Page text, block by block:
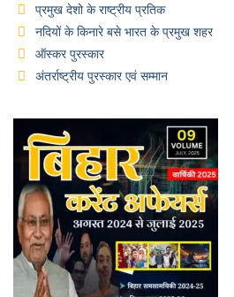
प्रमुख देशो के राष्ट्रीय प्रतिक
नदियों के किनारे बसे भारत के प्रमुख शहर
ऑस्कर पुरस्कार
अंतर्राष्ट्रीय पुरस्कार एवं सम्मान